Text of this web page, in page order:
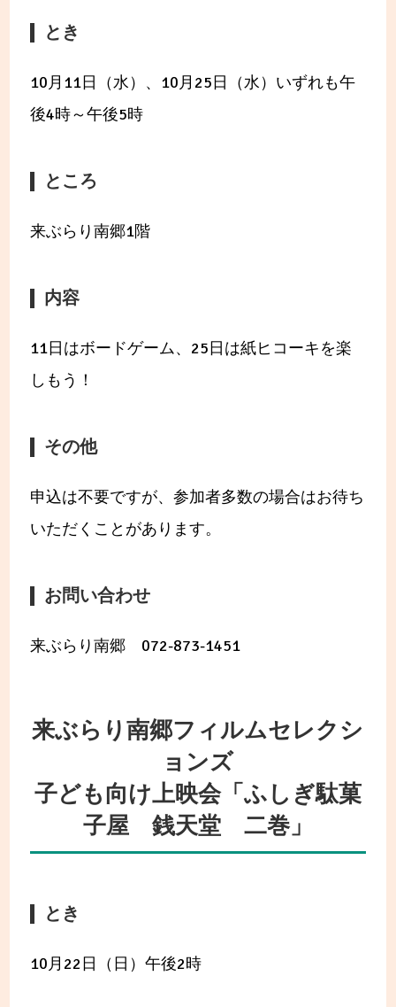
とき
10月11日（水）、10月25日（水）いずれも午
後4時～午後5時
ところ
来ぶらり南郷1階
内容
11日はボードゲーム、25日は紙ヒコーキを楽
しもう！
その他
申込は不要ですが、参加者多数の場合はお待ち
いただくことがあります。
お問い合わせ
来ぶらり南郷 072-873-1451
来ぶらり南郷フィルムセレクシ
ョンズ
子ども向け上映会「ふしぎ駄菓
子屋 銭天堂 二巻」
とき
10月22日（日）午後2時